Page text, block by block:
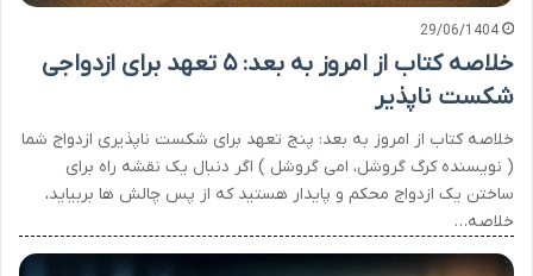
29/06/1404
خلاصه کتاب از امروز به بعد: ۵ تعهد برای ازدواجی
شکست ناپذیر
خلاصه کتاب از امروز به بعد: پنج تعهد برای شکست ناپذیری ازدواج شما
( نویسنده کرگ گروشل، امی گروشل ) اگر دنبال یک نقشه راه برای
ساختن یک ازدواج محکم و پایدار هستید که از پس چالش ها بربیاید،
خلاصه…